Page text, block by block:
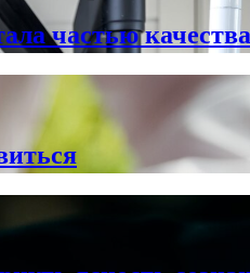
частью